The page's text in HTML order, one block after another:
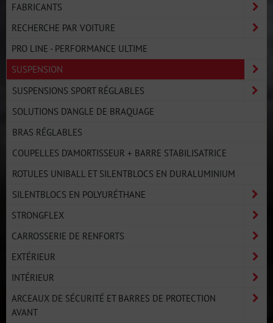
FABRICANTS
RECHERCHE PAR VOITURE
PRO LINE - PERFORMANCE ULTIME
SUSPENSION
SUSPENSIONS SPORT RÉGLABLES
SOLUTIONS D'ANGLE DE BRAQUAGE
BRAS RÉGLABLES
COUPELLES D'AMORTISSEUR + BARRE STABILISATRICE
ROTULES UNIBALL ET SILENTBLOCS EN DURALUMINIUM
SILENTBLOCS EN POLYURÉTHANE
STRONGFLEX
CARROSSERIE DE RENFORTS
EXTÉRIEUR
INTÉRIEUR
ARCEAUX DE SÉCURITÉ ET BARRES DE PROTECTION
AVANT